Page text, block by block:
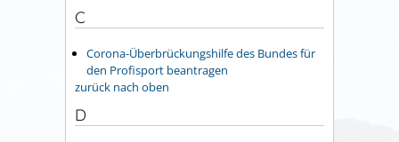
C
Corona-Überbrückungshilfe des Bundes für
den Profisport beantragen
zurück nach oben
D